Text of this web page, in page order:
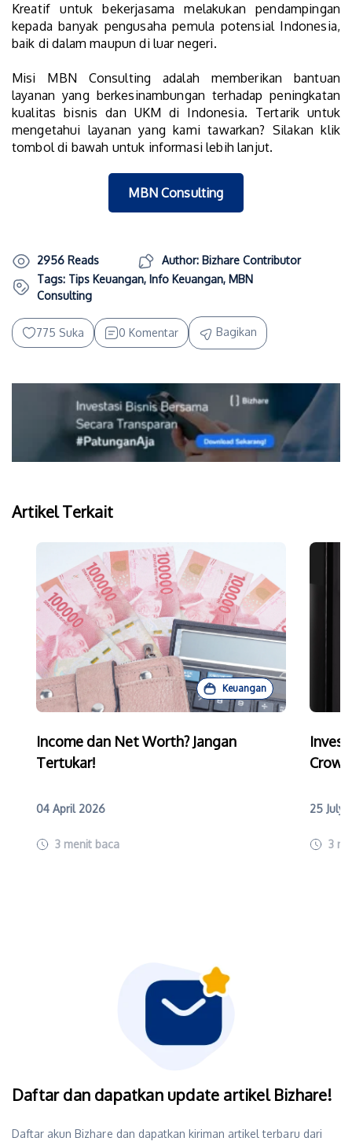
Kreatif untuk bekerjasama melakukan pendampingan
kepada banyak pengusaha pemula potensial Indonesia,
baik di dalam maupun di luar negeri.
Misi MBN Consulting adalah memberikan bantuan
layanan yang berkesinambungan terhadap peningkatan
kualitas bisnis dan UKM di Indonesia. Tertarik untuk
mengetahui layanan yang kami tawarkan? Silakan klik
tombol di bawah untuk informasi lebih lanjut.
MBN Consulting
2956 Reads
Author: Bizhare Contributor
Tags: Tips Keuangan, Info Keuangan, MBN
Consulting
775 Suka 0 Komentar Bagikan
Artikel Terkait
Keuangan
Income dan Net Worth? Jangan
Tertukar!
04 April 2026
3 menit baca
25 July
3
Daftar dan dapatkan update artikel Bizhare!
Daftar akun Bizhare dan dapatkan kiriman artikel terbaru dari